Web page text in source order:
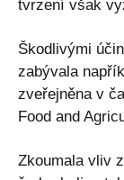
tvrzení však
Škodlivými
zabývala
zveřejněna v
Food and
Zkoumala vliv